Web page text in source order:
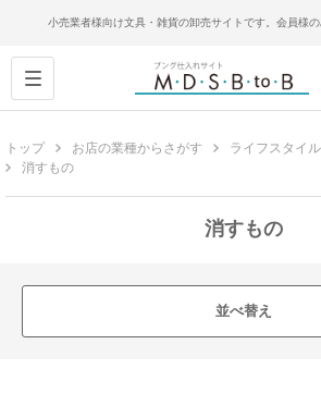
小売業者様向け文具・雑貨の卸売サイトです。会員様の
トップ お店の業種からさがす ライフスタイル
消すもの
消すもの
並べ替え